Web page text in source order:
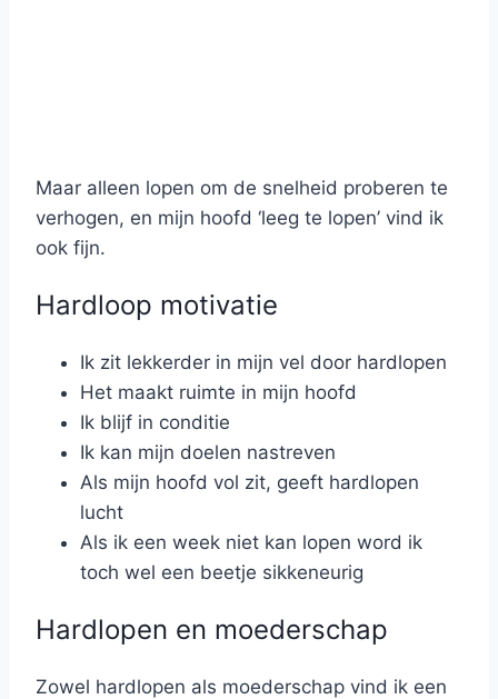
Maar alleen lopen om de snelheid proberen te
verhogen, en mijn hoofd ‘leeg te lopen’ vind ik
ook fijn.
Hardloop motivatie
Ik zit lekkerder in mijn vel door hardlopen
Het maakt ruimte in mijn hoofd
Ik blijf in conditie
Ik kan mijn doelen nastreven
Als mijn hoofd vol zit, geeft hardlopen
lucht
Als ik een week niet kan lopen word ik
toch wel een beetje sikkeneurig
Hardlopen en moederschap
Zowel hardlopen als moederschap vind ik een